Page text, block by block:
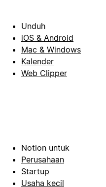
Unduh
iOS & Android
Mac & Windows
Kalender
Web Clipper
Notion untuk
Perusahaan
Startup
Usaha kecil